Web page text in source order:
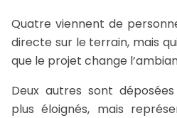
Quatre viennent de
directe sur le terrain, mais
que le projet change
Deux autres sont
plus éloignés, mais